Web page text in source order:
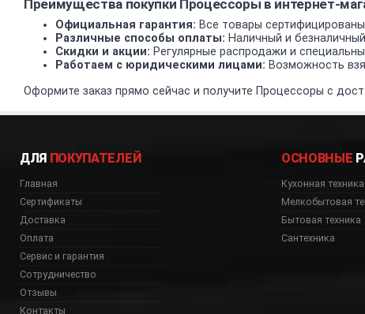
Преимущества покупки Процессоры в интернет-
Официальная гарантия: Все товары
Различные способы оплаты: Наличный и
Скидки и акции: Регулярные распродажи и
Работаем с юридическими лицами: Возможность
Оформите заказ прямо сейчас и получите Процессоры с
ДЛЯ ПОКУПАТЕЛЕЙ
Главная
Сертификаты
Доставка
Оплата
Сервис и гарантия
Сотрудничество
Отзывы
Контакты
ОСНОВНЫЕ
Кухонная техника
Мелкобытовая
Бытовая техника
Сантехника